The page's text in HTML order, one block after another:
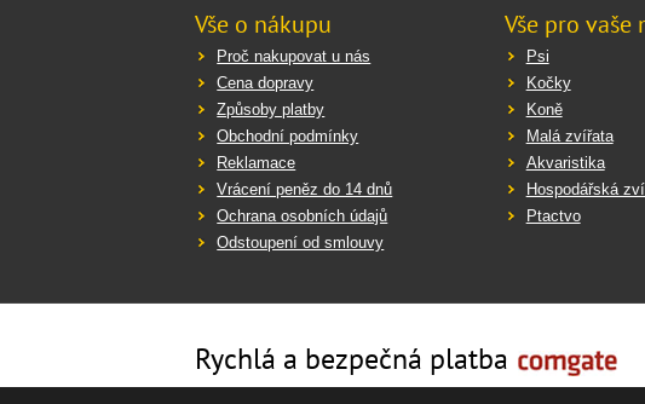
Vše o nákupu
Proč nakupovat u nás
Cena dopravy
Způsoby platby
Obchodní podmínky
Reklamace
Vrácení peněz do 14 dnů
Ochrana osobních údajů
Odstoupení od smlouvy
Vše pro vaše
Psi
Kočky
Koně
Malá zvířata
Akvaristika
Hospodářská
Ptactvo
Rychlá a bezpečná platba